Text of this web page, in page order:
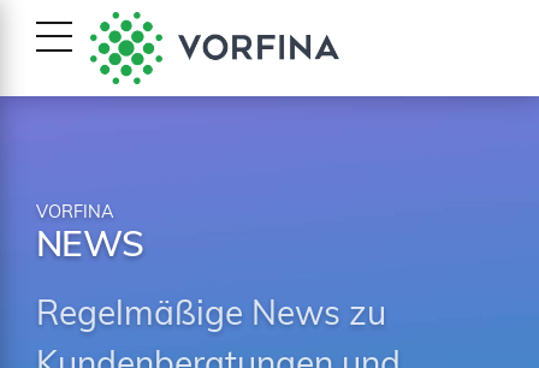
VORFINA
NEWS
Regelmäßige News zu